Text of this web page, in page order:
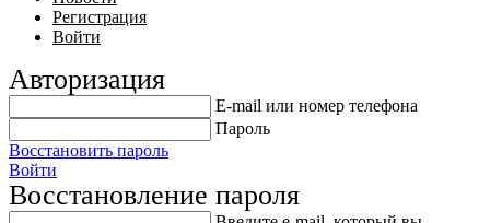
Регистрация
Войти
Авторизация
E-mail или номер телефона
Пароль
Восстановить пароль
Войти
Восстановление пароля